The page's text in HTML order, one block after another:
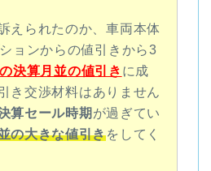
えられたのか、車両本体
ョンからの値引きから3
決算月並の値引き に成
き交渉材料はありません
算セール時期 が過ぎてい
の大きな値引きをしてく